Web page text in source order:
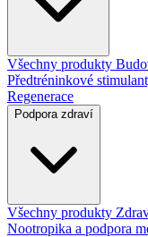
Všechny produkty
Předtréninkové
Regenerace
Podpora zdraví
Všechny produkty
Nootropika a podpora